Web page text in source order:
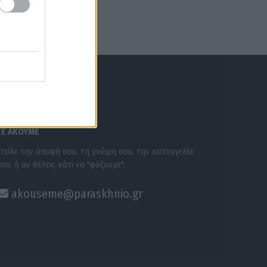
ΑΚΟΥΜΕ
την άποψή σου, τη γνώμη σου, την καταγγελία
ή αν θέλεις κάτι να "ψάξουμε".
akouseme@paraskhnio.gr